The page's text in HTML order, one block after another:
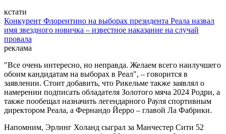
кстати
Конкурент Флорентино на выборах президента Реала назвал
имя звездного новичка – известное наказание на случай
провала
реклама
"Все очень интересно, но неправда. Желаем всего наилучшего
обоим кандидатам на выборах в Реал", – говорится в
заявлении. Стоит добавить, что Рикельме также заявлял о
намерении подписать обладателя Золотого мяча 2024 Родри, а
также пообещал назначить легендарного Рауля спортивным
директором Реала, а Фернандо Йерро – главой Ла Фабрики.
Напомним, Эрлинг Холанд сыграл за Манчестер Сити 52